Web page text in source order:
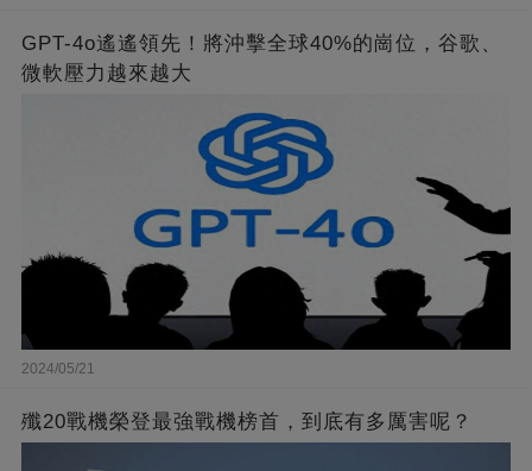
GPT-4o遙遙領先！將沖擊全球40%的崗位，谷歌、
微軟壓力越來越大
2024/05/21
殲20戰機榮登最強戰機榜首，到底有多厲害呢？